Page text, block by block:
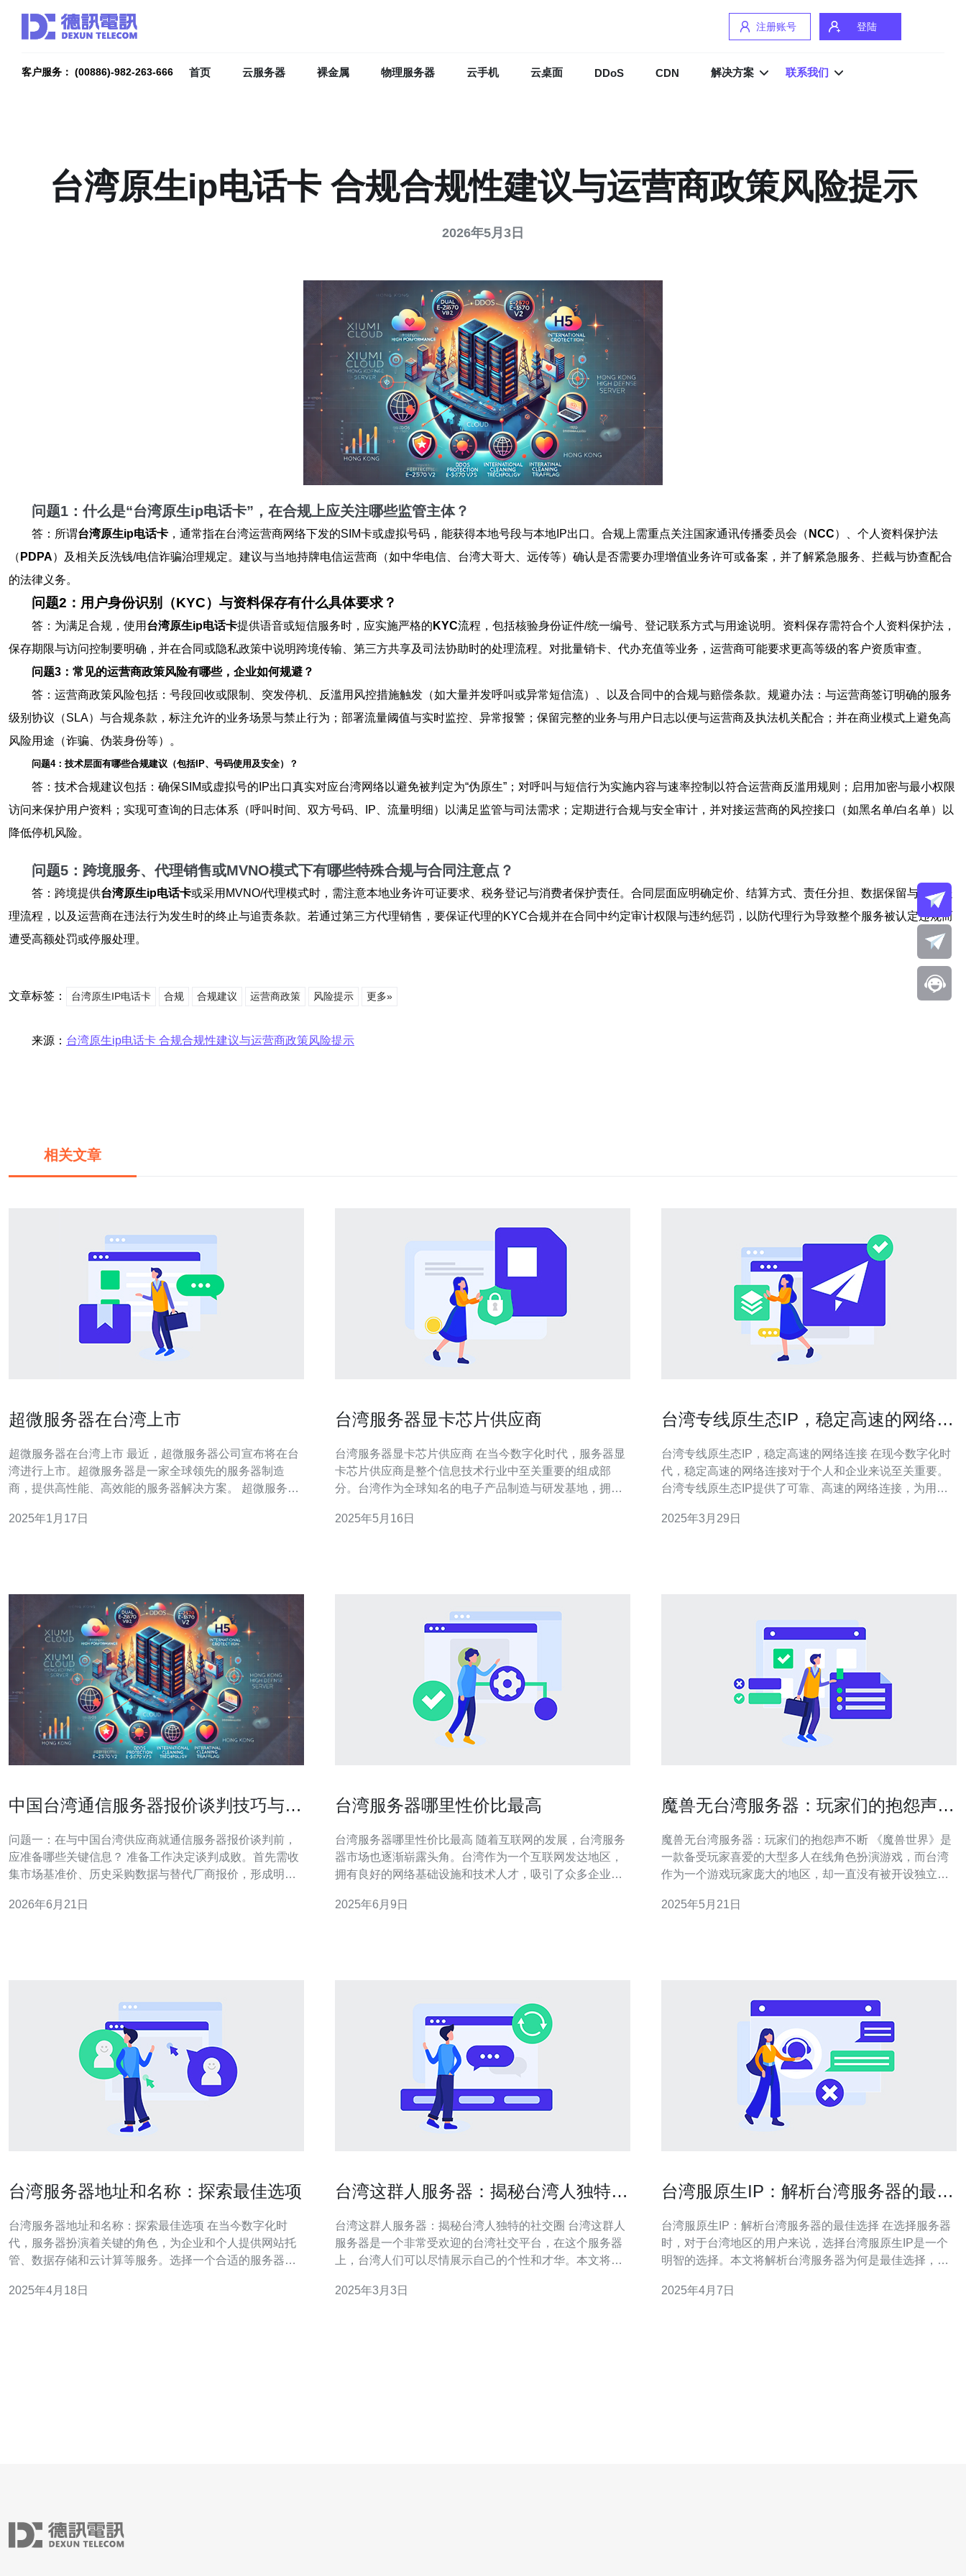
注册账号 登陆
客户服务： (00886)-982-263-666 首页 云服务器 裸金属 物理服务器 云手机 云桌面 DDoS CDN 解决方案 联系我们
台湾原生ip电话卡 合规合规性建议与运营商政策风险提示
2026年5月3日
问题1：什么是“台湾原生ip电话卡”，在合规上应关注哪些监管主体？
答：所谓台湾原生ip电话卡 ，通常指在台湾运营商网络下发的SIM卡或虚拟号码，能获得本地号段与本地IP出口。合规上需重点关注国家通讯传播委员会（ NCC）、个人资料保护法
（ PDPA）及相关反洗钱/电信诈骗治理规定。建议与当地持牌电信运营商（如中华电信、台湾大哥大、远传等）确认是否需要办理增值业务许可或备案，并了解紧急服务、拦截与协查配合
的法律义务。
问题2：用户身份识别（KYC）与资料保存有什么具体要求？
答：为满足合规，使用 台湾原生ip电话卡提供语音或短信服务时，应实施严格的 KYC流程，包括核验身份证件/统一编号、登记联系方式与用途说明。资料保存需符合个人资料保护法，
保存期限与访问控制要明确，并在合同或隐私政策中说明跨境传输、第三方共享及司法协助时的处理流程。对批量销卡、代办充值等业务，运营商可能要求更高等级的客户资质审查。
问题3：常见的运营商政策风险有哪些，企业如何规避？
答：运营商政策风险包括：号段回收或限制、突发停机、反滥用风控措施触发（如大量并发呼叫或异常短信流）、以及合同中的合规与赔偿条款。规避办法：与运营商签订明确的服务
级别协议（SLA）与合规条款，标注允许的业务场景与禁止行为；部署流量阈值与实时监控、异常报警；保留完整的业务与用户日志以便与运营商及执法机关配合；并在商业模式上避免高
风险用途（诈骗、伪装身份等）。
问题4：技术层面有哪些合规建议（包括IP、号码使用及安全）？
答：技术合规建议包括：确保SIM或虚拟号的IP出口真实对应台湾网络以避免被判定为“伪原生”；对呼叫与短信行为实施内容与速率控制以符合运营商反滥用规则；启用加密与最小权限
访问来保护用户资料；实现可查询的日志体系（呼叫时间、双方号码、IP、流量明细）以满足监管与司法需求；定期进行合规与安全审计，并对接运营商的风控接口（如黑名单/白名单）以
降低停机风险。
问题5：跨境服务、代理销售或MVNO模式下有哪些特殊合规与合同注意点？
答：跨境提供台湾原生ip电话卡或采用MVNO/代理模式时，需注意本地业务许可证要求、税务登记与消费者保护责任。合同层面应明确定价、结算方式、责任分担、数据保留与异议处
理流程，以及运营商在违法行为发生时的终止与追责条款。若通过第三方代理销售，要保证代理的KYC合规并在合同中约定审计权限与违约惩罚，以防代理行为导致整个服务被认定违规而
遭受高额处罚或停服处理。
文章标签： 台湾原生IP电话卡 合规 合规建议 运营商政策 风险提示 更多»
来源： 台湾原生ip电话卡 合规合规性建议与运营商政策风险提示
相关文章
超微服务器在台湾上市
超微服务器在台湾上市 最近，超微服务器公司宣布将在台
湾进行上市。超微服务器是一家全球领先的服务器制造
商，提供高性能、高效能的服务器解决方案。 超微服务器
超微服务器采用先进的处理器和内存技术，能够提供卓越
2025年1月17日
台湾服务器显卡芯片供应商
台湾服务器显卡芯片供应商 在当今数字化时代，服务器显
卡芯片供应商是整个信息技术行业中至关重要的组成部
分。台湾作为全球知名的电子产品制造与研发基地，拥有
片供应商中，最为知名的包括华硕、技嘉、微星等。这些
2025年5月16日
台湾专线原生态IP，稳定高速的网络连
台湾专线原生态IP，稳定高速的网络连接 在现今数字化时
代，稳定高速的网络连接对于个人和企业来说至关重要。
台湾专线原生态IP提供了可靠、高速的网络连接，为用户
的网络专线连接，提供给用户一个独立的IP地址。与共享
2025年3月29日
中国台湾通信服务器报价谈判技巧与长
问题一：在与中国台湾供应商就通信服务器报价谈判前，
应准备哪些关键信息？ 准备工作决定谈判成败。首先需收
集市场基准价、历史采购数据与替代厂商报价，形成明确
货量、客户案例与台湾通信服务器的型号清单，同时确认
2026年6月21日
台湾服务器哪里性价比最高
台湾服务器哪里性价比最高 随着互联网的发展，台湾服务
器市场也逐渐崭露头角。台湾作为一个互联网发达地区，
拥有良好的网络基础设施和技术人才，吸引了众多企业和
务器时，性价比是一个至关重要的指标。性价比高的服务
2025年6月9日
魔兽无台湾服务器：玩家们的抱怨声不
魔兽无台湾服务器：玩家们的抱怨声不断 《魔兽世界》是
一款备受玩家喜爱的大型多人在线角色扮演游戏，而台湾
作为一个游戏玩家庞大的地区，却一直没有被开设独立的
玩家表示，由于没有独立的服务器，他们在游戏中经常遇
2025年5月21日
台湾服务器地址和名称：探索最佳选项
台湾服务器地址和名称：探索最佳选项 在当今数字化时
代，服务器扮演着关键的角色，为企业和个人提供网站托
管、数据存储和云计算等服务。选择一个合适的服务器地
索台湾服务器地址和名称的最佳选项，以帮助您做出明智
2025年4月18日
台湾这群人服务器：揭秘台湾人独特的
台湾这群人服务器：揭秘台湾人独特的社交圈 台湾这群人
服务器是一个非常受欢迎的台湾社交平台，在这个服务器
上，台湾人们可以尽情展示自己的个性和才华。本文将揭
独特的社交圈主要表现在以下几个方面： 1. 强烈的地域认
2025年3月3日
台湾服原生IP：解析台湾服务器的最佳
台湾服原生IP：解析台湾服务器的最佳选择 在选择服务器
时，对于台湾地区的用户来说，选择台湾服原生IP是一个
明智的选择。本文将解析台湾服务器为何是最佳选择，以
大大降低网络延迟，提供更流畅的用户体验。 2. 数据安
2025年4月7日